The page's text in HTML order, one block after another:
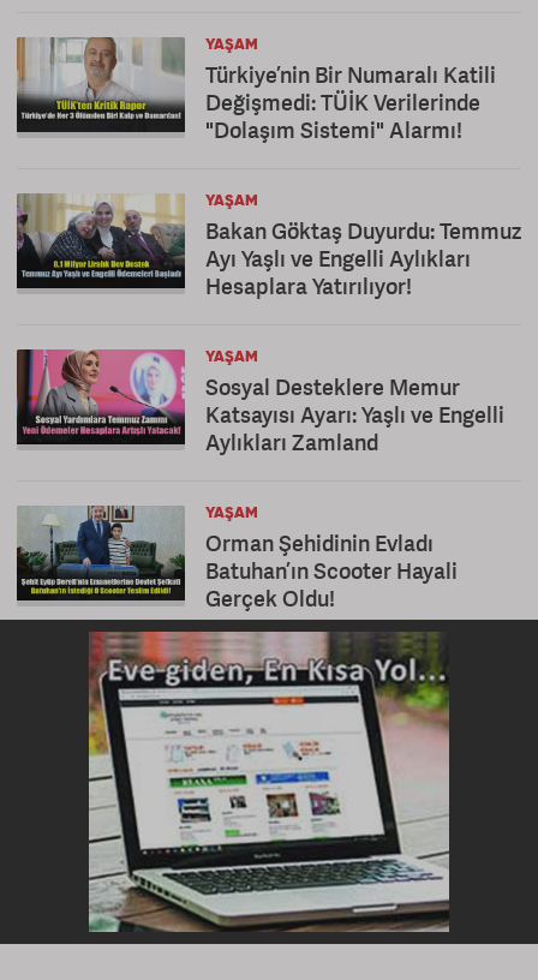
YAŞAM
Türkiye’nin Bir Numaralı Katili
Değişmedi: TÜİK Verilerinde
"Dolaşım Sistemi" Alarmı!
YAŞAM
Bakan Göktaş Duyurdu: Temmuz
Ayı Yaşlı ve Engelli Aylıkları
Hesaplara Yatırılıyor!
YAŞAM
Sosyal Desteklere Memur
Katsayısı Ayarı: Yaşlı ve Engelli
Aylıkları Zamland
YAŞAM
Orman Şehidinin Evladı
Batuhan’ın Scooter Hayali
Gerçek Oldu!